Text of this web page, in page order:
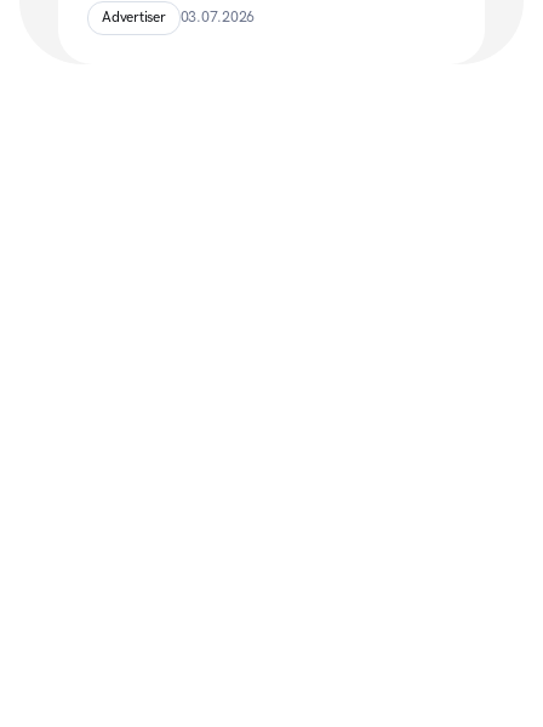
an und eignen sich daher besonders für moderne,
mobile-optimierte Webseiten.
Advertiser 03.07.2026